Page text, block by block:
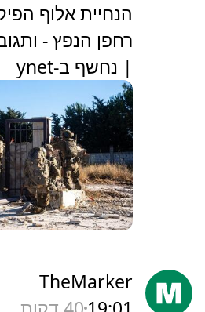
הנחיית אלוף
רחפן הנפץ -
| נחשף ב-ynet
TheMarker